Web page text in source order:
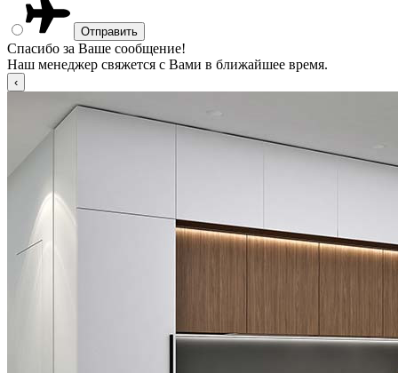
Спасибо за Ваше сообщение!
Наш менеджер свяжется с Вами в ближайшее время.